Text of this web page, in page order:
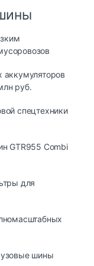
аккумуляторов
руб.
спецтехники
GTR955 Combi
для
шины